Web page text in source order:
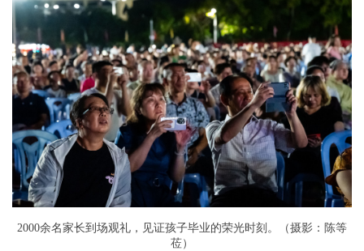
2000余名家长到场观礼，见证孩子毕业的荣光时刻。（摄影：陈等
莅）